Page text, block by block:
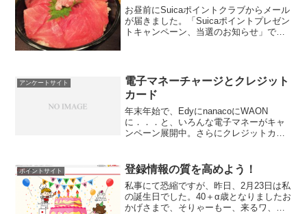
お昼前にSuicaポイントクラブからメール
が届きました。「Suicaポイントプレゼン
トキャンペーン、当選のお知らせ」です
っ...
アンケートサイト
電子マネーチャージとクレジット
カード
年末年始で、EdyにnanacoにWAON
に．．．と、いろんな電子マネーがキャ
ンペーン展開中。さらにクレジットカー
なのやらって迷ってしまいますね。間違
いなくコレだ！って...
ポイントサイト 登録情報の質を高めよう！
私事にて恐縮ですが、昨日、2月23日は私
の誕生日でした。40＋α歳となりましたお
かげさまで、そりゃーもー、来るワ、来